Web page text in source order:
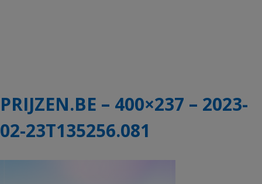
PRIJZEN.BE – 400×237 – 2023-
02-23T135256.081